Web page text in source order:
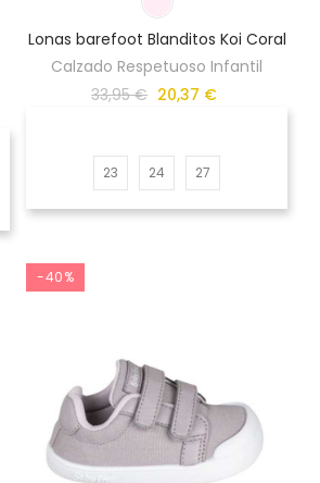
Lonas barefoot Blanditos Koi Coral
Calzado Respetuoso Infantil
33,95 € 20,37 €
23 24 27
-40%